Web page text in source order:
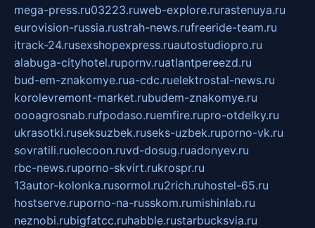
mega-press.ru03223.ruweb-explore.rurastenuya.ru
eurovision-russia.rustrah-news.rufreeride-team.ru
itrack-24.rusexshopexpress.ruautostudiopro.ru
alabuga-cityhotel.rupornv.ruatlantpereezd.ru
bud-em-znakomye.rua-cdc.ruelektrostal-news.ru
korolevremont-market.rubudem-znakomye.ru
oooagrosnab.rufpodaso.ruemfire.rupro-otdelky.ru
ukrasotki.ruseksuzbek.ruseks-uzbek.ruporno-vk.ru
sovratili.ruolecoon.ruvd-dosug.ruadonyev.ru
rbc-news.ruporno-skvirt.rukrospr.ru
13autor-kolonka.rusormol.ru2rich.ruhostel-65.ru
hostserve.ruporno-na-russkom.rumishinlab.ru
neznobi.rubigfatcc.ruhabble.rustarbucksvia.ru